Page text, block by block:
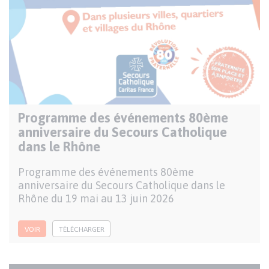
Publication
nationale
Programme des événements 80ème
anniversaire du Secours Catholique
dans le Rhône
Description
Programme des événements 80ème
anniversaire du Secours Catholique dans le
Rhône du 19 mai au 13 juin 2026
VOIR TÉLÉCHARGER